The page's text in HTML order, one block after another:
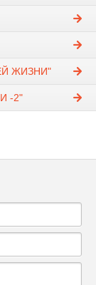
ЖИЗНИ"
-2"